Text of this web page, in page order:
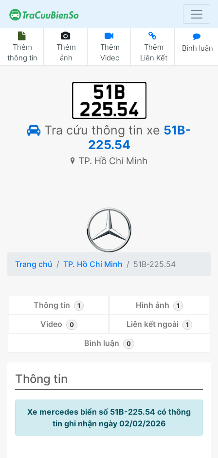
Thêm
thông tin
Thêm
ảnh
Thêm
Video
Thêm
Liên Kết
Bình luận
Tra cứu thông tin xe 51B-
225.54
TP. Hồ Chí Minh
Trang chủ TP. Hồ Chí Minh 51B-225.54
Thông tin 1 Hình ảnh 1
Video 0 Liên kết ngoài 1
Bình luận 0
Thông tin
Xe mercedes biển số 51B-225.54 có thông
tin ghi nhận ngày 02/02/2026